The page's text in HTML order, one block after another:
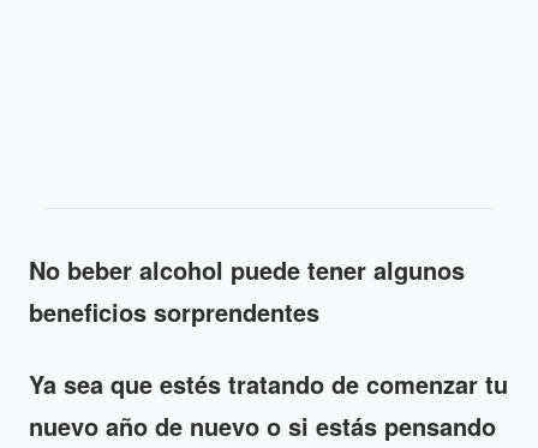
No beber alcohol puede tener algunos
beneficios sorprendentes
Ya sea que estés tratando de comenzar tu
nuevo año de nuevo o si estás pensando